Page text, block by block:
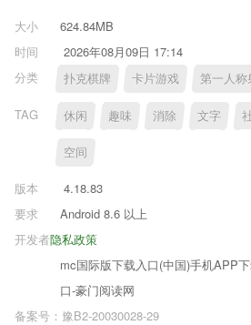
大小
624.84MB
时间
2026年08月09日 17:14
分类
扑克棋牌 卡片游戏 第一人
TAG 休闲 趣味 消除 文字
空间
版本
4.18.83
要求
Android 8.6 以上
隐私政策
开发者
mc国际版下载入口(中国)手机APP
口-豪门阅读网
备案号：豫B2-20030028-29